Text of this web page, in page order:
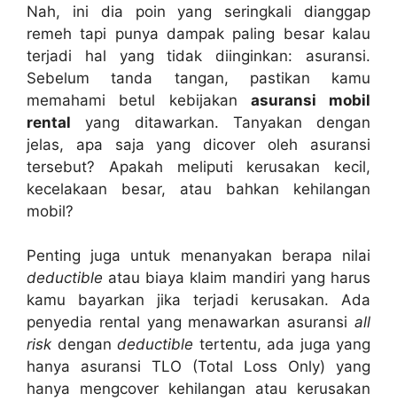
Nah, ini dia poin yang seringkali dianggap
remeh tapi punya dampak paling besar kalau
terjadi hal yang tidak diinginkan: asuransi.
Sebelum tanda tangan, pastikan kamu
memahami betul kebijakan asuransi mobil
rental yang ditawarkan. Tanyakan dengan
jelas, apa saja yang dicover oleh asuransi
tersebut? Apakah meliputi kerusakan kecil,
kecelakaan besar, atau bahkan kehilangan
mobil?
Penting juga untuk menanyakan berapa nilai
deductible atau biaya klaim mandiri yang harus
kamu bayarkan jika terjadi kerusakan. Ada
penyedia rental yang menawarkan asuransi all
risk dengan deductible tertentu, ada juga yang
hanya asuransi TLO (Total Loss Only) yang
hanya mengcover kehilangan atau kerusakan